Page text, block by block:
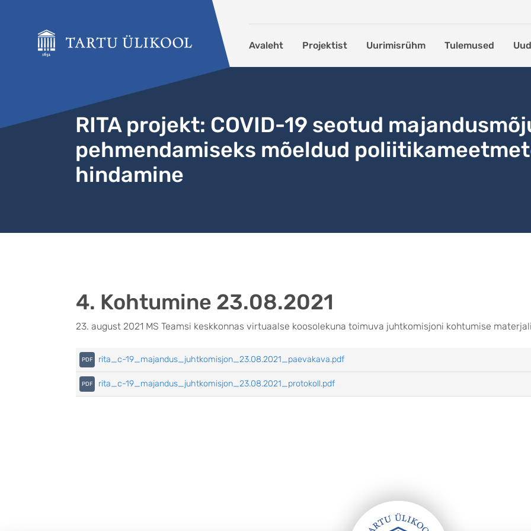
Avaleht Projektist Uurimisrühm Tulemused
RITA projekt: COVID-19 seotud
pehmendamiseks mõeldud
hindamine
4. Kohtumine 23.08.2021
23. august 2021 MS Teamsi keskkonnas virtuaalse koosolekuna toimuva juhtkomisjoni kohtumise
rita_c-19_majandus_juhtkomisjon_23.08.2021_paevakava.pdf
rita_c-19_majandus_juhtkomisjon_23.08.2021_protokoll.pdf